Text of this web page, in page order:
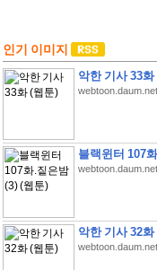
인기 이미지
악한 기사 33화
webtoon.daum.net
블랙윈터 107
webtoon.daum.net
악한 기사 32화
webtoon.daum.net